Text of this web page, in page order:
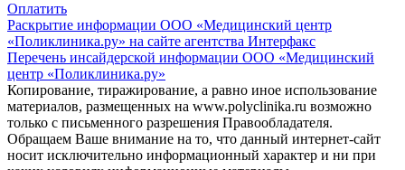
Оплатить
Раскрытие информации ООО «Медицинский центр
«Поликлиника.ру» на сайте агентства Интерфакс
Перечень инсайдерской информации ООО «Медицинский
центр «Поликлиника.ру»
Копирование, тиражирование, а равно иное использование
материалов, размещенных на www.polyclinika.ru возможно
только с письменного разрешения Правообладателя.
Обращаем Ваше внимание на то, что данный интернет-сайт
носит исключительно информационный характер и ни при